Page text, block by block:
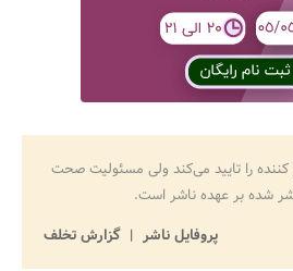
را تایید می‌کند ولی مسئولیت صحت
شده بر عهده ناشر است.
پروفایل ناشر
گزارش تخلف